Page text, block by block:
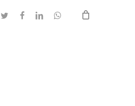
twitter facebooklinkedin whatsapp